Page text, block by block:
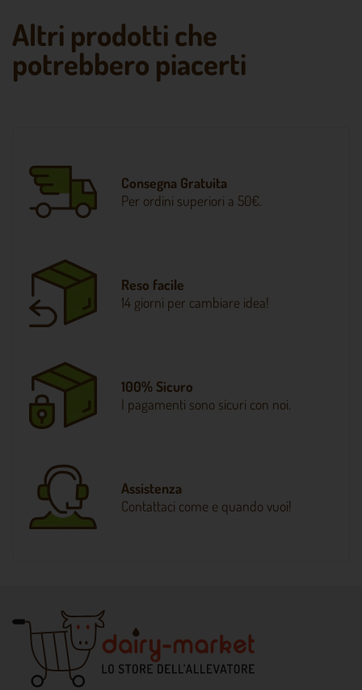
Altri prodotti che
potrebbero piacerti
Consegna Gratuita
Per ordini superiori a 50€.
Reso facile
14 giorni per cambiare idea!
100% Sicuro
I pagamenti sono sicuri con noi.
Assistenza
Contattaci come e quando vuoi!